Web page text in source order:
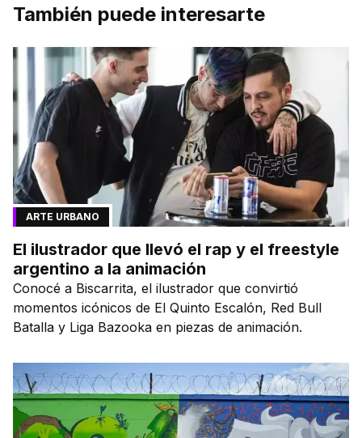
También puede interesarte
ARTE URBANO
El ilustrador que llevó el rap y el freestyle
argentino a la animación
Conocé a Biscarrita, el ilustrador que convirtió
momentos icónicos de El Quinto Escalón, Red Bull
Batalla y Liga Bazooka en piezas de animación.